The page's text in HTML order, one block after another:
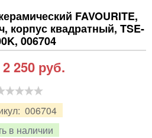
FAVOURITE,
корпус квадратный, TSE-
006704
006704
в наличии
2 250 руб.